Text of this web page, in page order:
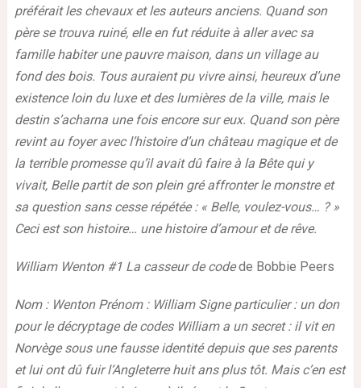
préférait les chevaux et les auteurs anciens. Quand son
père se trouva ruiné, elle en fut réduite à aller avec sa
famille habiter une pauvre maison, dans un village au
fond des bois. Tous auraient pu vivre ainsi, heureux d’une
existence loin du luxe et des lumières de la ville, mais le
destin s’acharna une fois encore sur eux. Quand son père
revint au foyer avec l’histoire d’un château magique et de
la terrible promesse qu’il avait dû faire à la Bête qui y
vivait, Belle partit de son plein gré affronter le monstre et
sa question sans cesse répétée : « Belle, voulez-vous… ? »
Ceci est son histoire… une histoire d’amour et de rêve.
William Wenton #1 La casseur de codede Bobbie Peers
Nom : Wenton Prénom : William Signe particulier : un don
pour le décryptage de codes William a un secret : il vit en
Norvège sous une fausse identité depuis que ses parents
et lui ont dû fuir l’Angleterre huit ans plus tôt. Mais c’en est